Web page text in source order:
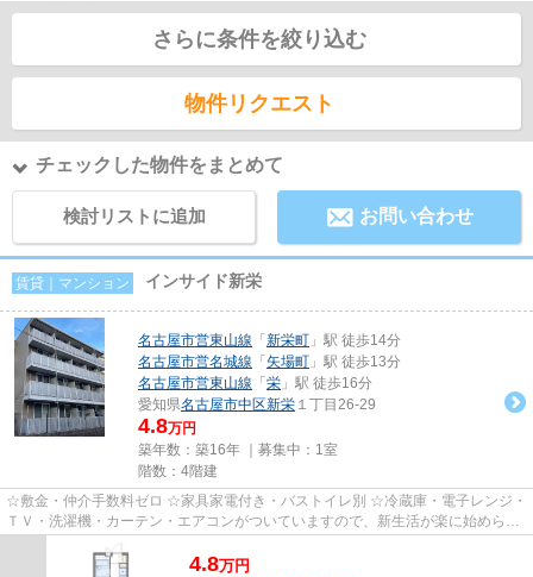
さらに条件を絞り込む
物件リクエスト
チェックした物件をまとめて
検討リストに追加 お問い合わせ
賃貸｜マンション インサイド新栄
名古屋市営東山線 「 新栄町 」駅 徒歩14分
名古屋市営名城線 「 矢場町 」駅 徒歩13分
名古屋市営東山線 「 栄 」駅 徒歩16分
愛知県名古屋市中区新栄 １丁目26-29
4.8万円
築年数：築16年 ｜募集中： 1室
階数：4階建
☆敷金・仲介手数料ゼロ ☆家具家電付き・バストイレ別 ☆冷蔵庫・電子レンジ・
ＴＶ・洗濯機・カーテン・エアコンがついていますので、新生活が楽に始められ
4.8万円